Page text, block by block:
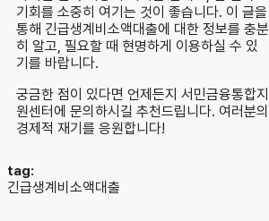
기회를 소중히 여기는 것이 좋습니다. 이 글을
통해 긴급생계비소액대출에 대한 정보를 충분
히 알고, 필요할 때 현명하게 이용하실 수 있
기를 바랍니다.
궁금한 점이 있다면 언제든지 서민금융통합지
원센터에 문의하시길 추천드립니다. 여러분의
경제적 재기를 응원합니다!
tag:
긴급생계비소액대출